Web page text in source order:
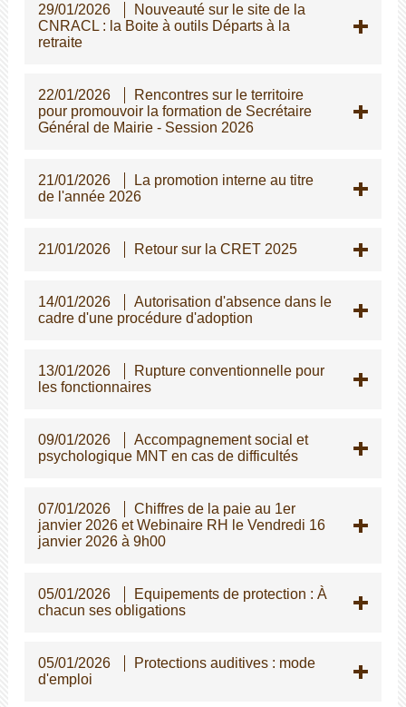
29/01/2026
Nouveauté sur le site de la
CNRACL : la Boite à outils Départs à la
retraite
22/01/2026
Rencontres sur le territoire
pour promouvoir la formation de Secrétaire
Général de Mairie - Session 2026
21/01/2026
La promotion interne au titre
de l'année 2026
21/01/2026 Retour sur la CRET 2025
14/01/2026
Autorisation d'absence dans le
cadre d'une procédure d'adoption
13/01/2026
Rupture conventionnelle pour
les fonctionnaires
09/01/2026
Accompagnement social et
psychologique MNT en cas de difficultés
07/01/2026
Chiffres de la paie au 1er
janvier 2026 et Webinaire RH le Vendredi 16
janvier 2026 à 9h00
05/01/2026
Equipements de protection : À
chacun ses obligations
05/01/2026
Protections auditives : mode
d'emploi